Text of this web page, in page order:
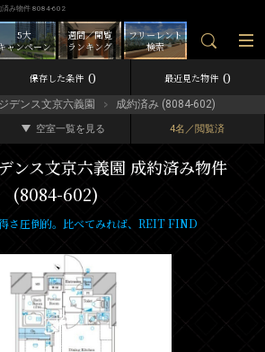
済み物件 8084-602
フリーレント
検索
週間／閲覧
ランキング
5大
ャンペーン
保存した条件 0 最近見た物件 0
デンス文京六義園 成約済み (8084-602)
空室一覧を見る 4名／閲覧済
ンス文京六義園 成約済み物件
(8084-602)
さ圧倒的。比べてみれば、REIT FIND